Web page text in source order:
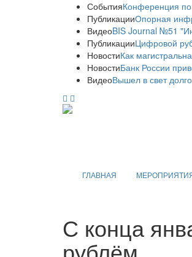
СобытияКонференция по
ПубликацииОпорная
ВидеоBIS Journal №51
ПубликацииЦифровой
НовостиКак
НовостиБанк России
ВидеоВышел в свет
ГЛАВНАЯ
С конца